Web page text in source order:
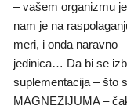
– vašem organizmu
nam je na
meri, i onda naravno
jedinica… Da bi se
suplementacija – što
MAGNEZIJUMA –